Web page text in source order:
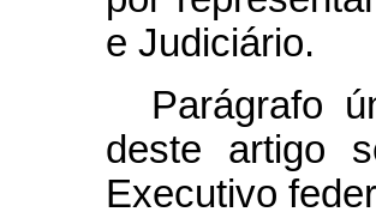
e Judiciário.
Parágrafo
deste artigo
Executivo